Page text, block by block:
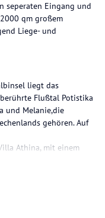
seperaten Eingang und
qm großem
Liege- und
liegt das
Flußtal Potistika
und Melanie,die
gehören. Auf
Athina, mit einem
Meer ist in ca. 4 min zu